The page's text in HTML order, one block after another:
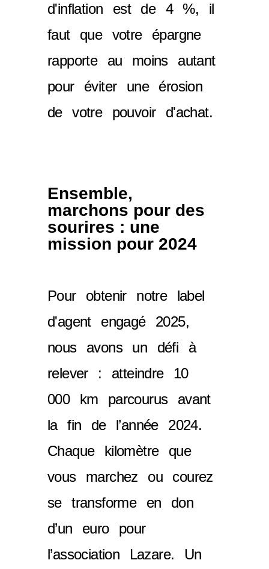
d'inflation est de 4 %, il
faut que votre épargne
rapporte au moins autant
pour éviter une érosion
de votre pouvoir d'achat.
Ensemble,
marchons pour des
sourires : une
mission pour 2024
Pour obtenir notre label
d'agent engagé 2025,
nous avons un défi à
relever : atteindre 10
000 km parcourus avant
la fin de l’année 2024.
Chaque kilomètre que
vous marchez ou courez
se transforme en don
d’un euro pour
l’association Lazare. Un